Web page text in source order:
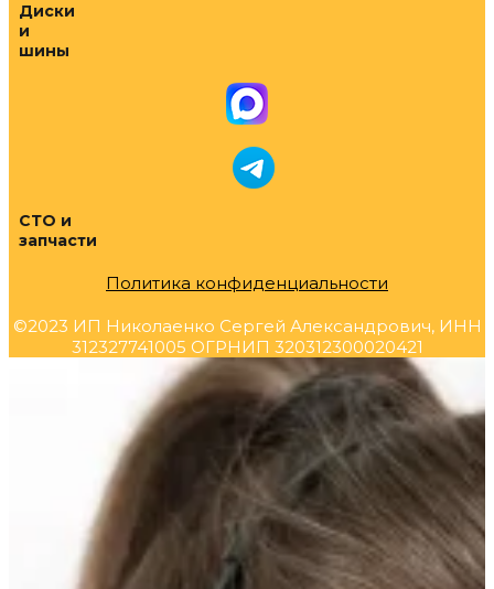
Диски
и
шины
СТО и
запчасти
Политика конфиденциальности
©2023 ИП Николаенко Сергей Александрович, ИНН
312327741005 ОГРНИП 320312300020421